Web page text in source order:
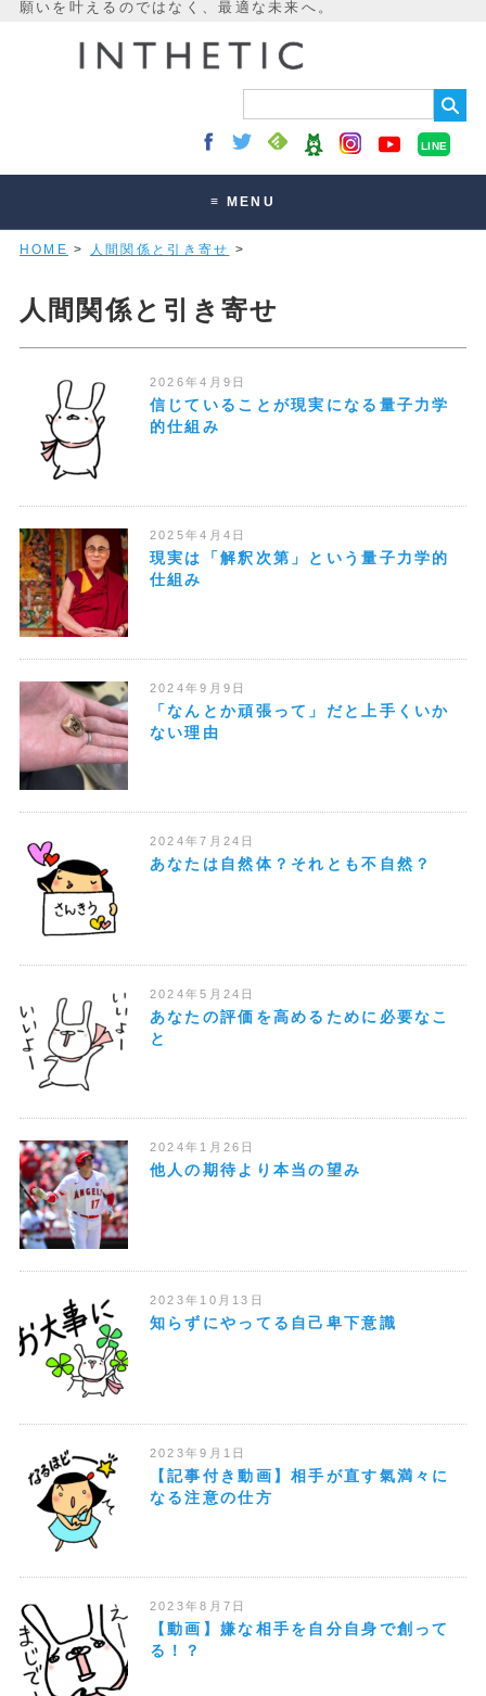
LINE
≡ MENU
未来最適化とは
講座・セッション
読みもの
オンラインサロン
HOME > 人間関係と引き寄せ >
人間関係と引き寄せ
2026年4月9日
信じていることが現実になる量子力学
的仕組み
2025年4月4日
現実は「解釈次第」という量子力学的
仕組み
2024年9月9日
「なんとか頑張って」だと上手くいか
ない理由
2024年7月24日
あなたは自然体？それとも不自然？
2024年5月24日
あなたの評価を高めるために必要なこ
と
2024年1月26日
他人の期待より本当の望み
2023年10月13日
知らずにやってる自己卑下意識
2023年9月1日
【記事付き動画】相手が直す氣満々に
なる注意の仕方
2023年8月7日
【動画】嫌な相手を自分自身で創って
る！？